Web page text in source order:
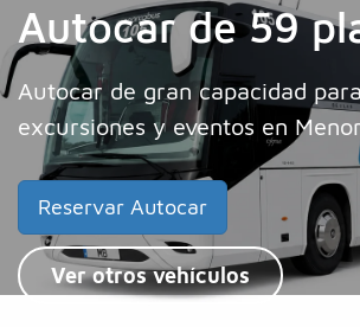
Autocar de 59
Autocar de gran capacidad
excursiones y eventos en
Reservar Autocar
Ver otros vehículos